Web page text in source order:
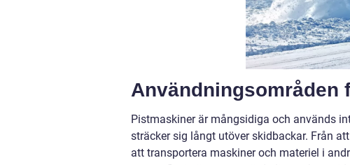
Användningsområden
Pistmaskiner är mångsidiga och används
sträcker sig långt utöver skidbackar. Från
att transportera maskiner och materiel i